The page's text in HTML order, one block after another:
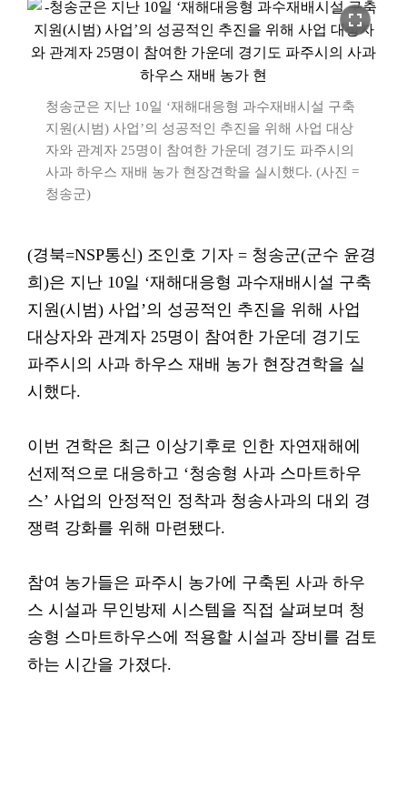
fullscreen
청송군은 지난 10일 ‘재해대응형 과수재배시설 구축
지원(시범) 사업’의 성공적인 추진을 위해 사업 대상
자와 관계자 25명이 참여한 가운데 경기도 파주시의
사과 하우스 재배 농가 현장견학을 실시했다. (사진 =
청송군)
(경북=NSP통신) 조인호 기자 = 청송군(군수 윤경
희)은 지난 10일 ‘재해대응형 과수재배시설 구축
지원(시범) 사업’의 성공적인 추진을 위해 사업
대상자와 관계자 25명이 참여한 가운데 경기도
파주시의 사과 하우스 재배 농가 현장견학을 실
시했다.
이번 견학은 최근 이상기후로 인한 자연재해에
선제적으로 대응하고 ‘청송형 사과 스마트하우
스’ 사업의 안정적인 정착과 청송사과의 대외 경
쟁력 강화를 위해 마련됐다.
참여 농가들은 파주시 농가에 구축된 사과 하우
스 시설과 무인방제 시스템을 직접 살펴보며 청
송형 스마트하우스에 적용할 시설과 장비를 검토
하는 시간을 가졌다.